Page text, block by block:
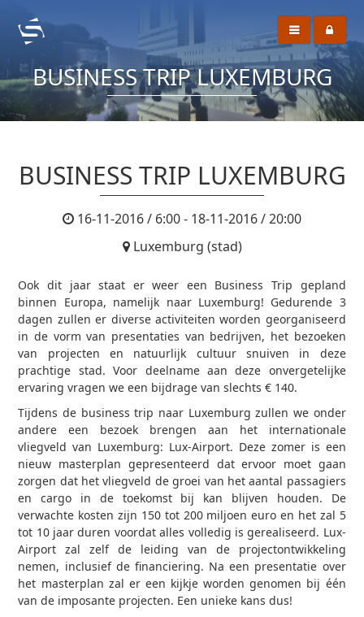
BUSINESS TRIP LUXEMBURG
BUSINESS TRIP LUXEMBURG
16-11-2016 / 6:00 - 18-11-2016 / 20:00
Luxemburg (stad)
Ook dit jaar staat er weer een Business Trip gepland
binnen Europa, namelijk naar Luxemburg! Gedurende 3
dagen zullen er diverse activiteiten worden georganiseerd
in de vorm van presentaties van bedrijven, het bezoeken
van projecten en natuurlijk cultuur snuiven in deze
prachtige stad. Voor deelname aan deze onvergetelijke
ervaring vragen we een bijdrage van slechts € 140.
Tijdens de business trip naar Luxemburg zullen we onder
andere een bezoek brengen aan het internationale
vliegveld van Luxemburg: Lux-Airport. Deze zomer is een
nieuw masterplan gepresenteerd dat ervoor moet gaan
zorgen dat het vliegveld de groei van het aantal passagiers
en cargo in de toekomst bij kan blijven houden. De
verwachte kosten zijn 150 tot 200 miljoen euro en het zal 5
tot 10 jaar duren voordat alles volledig is gerealiseerd. Lux-
Airport zal zelf de leiding van de projectontwikkeling
nemen, inclusief de financiering. Na een presentatie over
het masterplan zal er een kijkje worden genomen bij één
van de imposante projecten. Een unieke kans dus!